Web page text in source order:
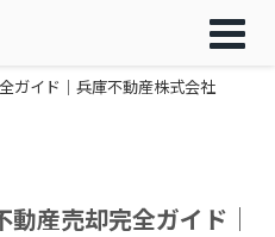
ガイド｜兵庫不動産株式会社
産売却完全ガイド｜